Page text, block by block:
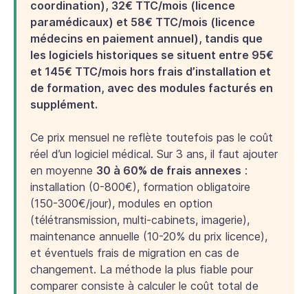
coordination), 32€ TTC/mois (licence
paramédicaux) et 58€ TTC/mois (licence
médecins en paiement annuel), tandis que
les logiciels historiques se situent entre 95€
et 145€ TTC/mois hors frais d’installation et
de formation, avec des modules facturés en
supplément.
Ce prix mensuel ne reflète toutefois pas le coût
réel d’un logiciel médical. Sur 3 ans, il faut ajouter
en moyenne 30 à 60% de frais annexes :
installation (0-800€), formation obligatoire
(150-300€/jour), modules en option
(télétransmission, multi-cabinets, imagerie),
maintenance annuelle (10-20% du prix licence),
et éventuels frais de migration en cas de
changement. La méthode la plus fiable pour
comparer consiste à calculer le coût total de